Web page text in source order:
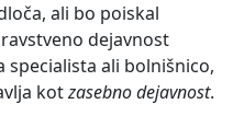
ali bo poiskal
dejavnost
specialista ali bolnišnico,
kotzasebno dejavnost.